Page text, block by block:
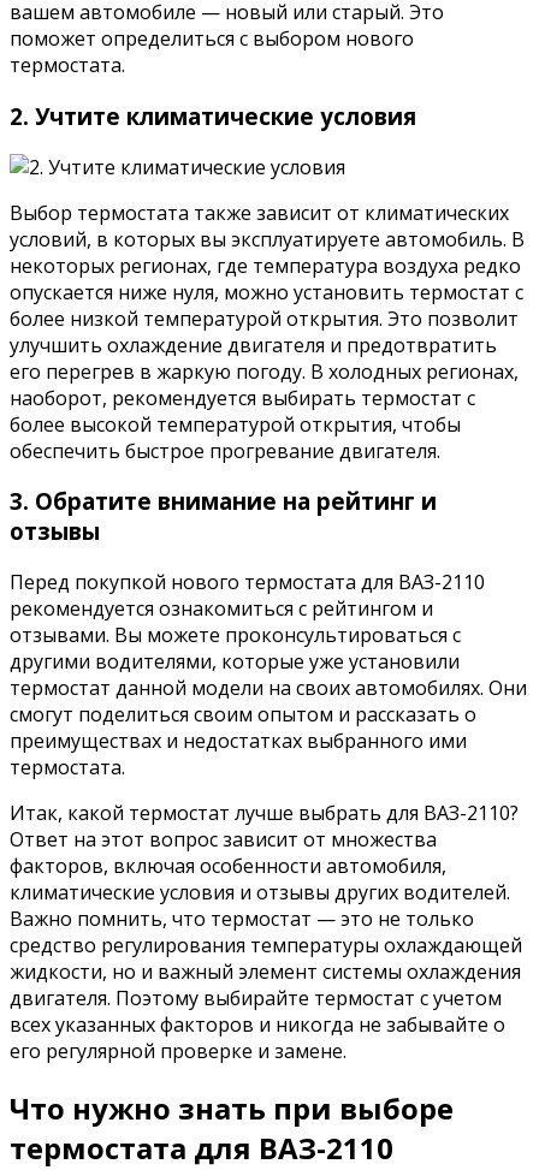
вашем автомобиле — новый или старый. Это
поможет определиться с выбором нового
термостата.
2. Учтите климатические условия
Выбор термостата также зависит от климатических
условий, в которых вы эксплуатируете автомобиль. В
некоторых регионах, где температура воздуха редко
опускается ниже нуля, можно установить термостат с
более низкой температурой открытия. Это позволит
улучшить охлаждение двигателя и предотвратить
его перегрев в жаркую погоду. В холодных регионах,
наоборот, рекомендуется выбирать термостат с
более высокой температурой открытия, чтобы
обеспечить быстрое прогревание двигателя.
3. Обратите внимание на рейтинг и
отзывы
Перед покупкой нового термостата для ВАЗ-2110
рекомендуется ознакомиться с рейтингом и
отзывами. Вы можете проконсультироваться с
другими водителями, которые уже установили
термостат данной модели на своих автомобилях. Они
смогут поделиться своим опытом и рассказать о
преимуществах и недостатках выбранного ими
термостата.
Итак, какой термостат лучше выбрать для ВАЗ-2110?
Ответ на этот вопрос зависит от множества
факторов, включая особенности автомобиля,
климатические условия и отзывы других водителей.
Важно помнить, что термостат — это не только
средство регулирования температуры охлаждающей
жидкости, но и важный элемент системы охлаждения
двигателя. Поэтому выбирайте термостат с учетом
всех указанных факторов и никогда не забывайте о
его регулярной проверке и замене.
Что нужно знать при выборе
термостата для ВАЗ-2110